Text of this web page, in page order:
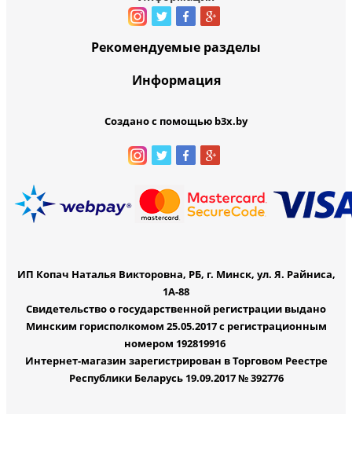
Рекомендуемые разделы
Информация
Создано с помощью b3x.by
ИП Копач Наталья Викторовна, РБ, г. Минск, ул. Я. Райниса,
1А-88
Свидетельство о государственной регистрации выдано
Минским горисполкомом 25.05.2017 с регистрационным
номером 192819916
Интернет-магазин зарегистрирован в Торговом Реестре
Республики Беларусь 19.09.2017 № 392776